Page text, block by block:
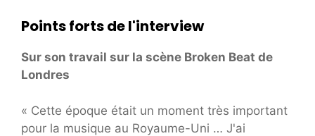
Points forts de l'interview
Sur son travail sur la scène Broken Beat de
Londres
« Cette époque était un moment très important
pour la musique au Royaume-Uni … J'ai